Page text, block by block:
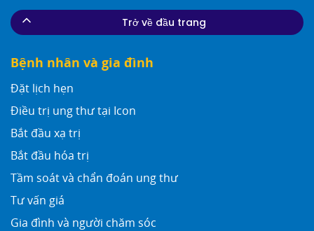
Bệnh nhân và gia đình
Đặt lịch hẹn
Điều trị ung thư tại Icon
Bắt đầu xạ trị
Bắt đầu hóa trị
Tầm soát và chẩn đoán ung thư
Tư vấn giá
Gia đình và người chăm sóc
Trở về đầu trang